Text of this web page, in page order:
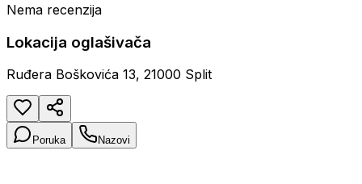
Nema recenzija
Lokacija oglašivača
Ruđera Boškovića 13, 21000 Split
Poruka Nazovi